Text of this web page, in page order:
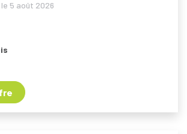
5 août 2026